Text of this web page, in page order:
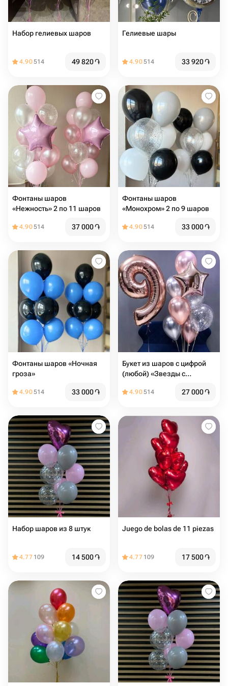
Набор гелиевых шаров
4.90514 49 820֏
Гелиевые шары
4.90514 33 920֏
Фонтаны шаров
«Нежность» 2 по 11 шаров
4.90514 37 000֏
Фонтаны шаров
«Монохром» 2 по 9 шаров
4.90514 33 000֏
Фонтаны шаров «Ночная
гроза»
4.90514 33 000֏
Букет из шаров с цифрой
(любой) «Звезды с
4.90514 27 000֏
Набор шаров из 8 штук
4.77 109 14 500֏
Juego de bolas de 11 piezas
4.77 109 17 500֏